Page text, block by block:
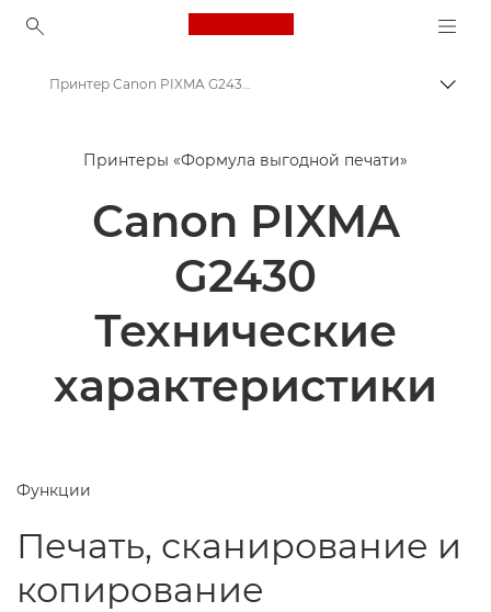
Canon Logo, back to
Принтеры Canon
Принтер Canon PIXMA G2430
Принтер Canon PIXMA G2430 - Технические характеристики
Принтеры «Формула выгодной печати»
Canon PIXMA
G2430
Технические
характеристики
Функции
Печать, сканирование и
копирование